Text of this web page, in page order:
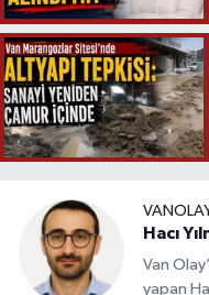
Hacı
Van
yapan